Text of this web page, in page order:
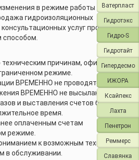
Ватерпласт
Гидротэкс
Гидро-S
Гидротайт
Гипердесмо
ИЖОРА
Ксайпекс
Лахта
Пенетрон
Реммерс
Славянка
в режиме работы с 28
гидроизоляционных
услуг проводится
техническим причинам, офис и склад
режиме.
ВРЕМЕННО не проводятся.
ВРЕМЕННО не высылаются.
и выставления счетов будет
время.
оплаченным счетам
режиме.
к возможным техническим
в обслуживании.